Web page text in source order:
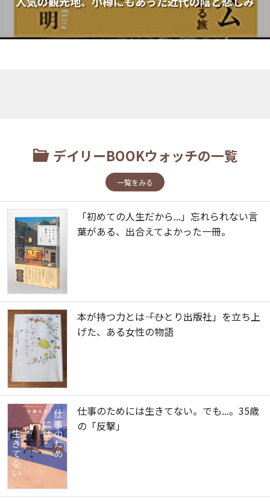
デイリーBOOKウォッチの一覧
一覧をみる
「初めての人生だから...」忘れられない言
葉がある、出合えてよかった一冊。
本が持つ力とは――「ひとり出版社」を立ち上
げた、ある女性の物語
仕事のためには生きてない。でも...。35歳
の「反撃」